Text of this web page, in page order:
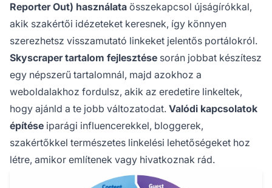
Reporter Out) használata összekapcsol újságírókkal,
akik szakértői idézeteket keresnek, így könnyen
szerezhetsz visszamutató linkeket jelentős portálokról.
Skyscraper tartalom fejlesztése során jobbat készítesz
egy népszerű tartalomnál, majd azokhoz a
weboldalakhoz fordulsz, akik az eredetire linkeltek,
hogy ajánld a te jobb változatodat. Valódi kapcsolatok
építése iparági influencerekkel, bloggerek,
szakértőkkel természetes linkelési lehetőségeket hoz
létre, amikor említenek vagy hivatkoznak rád.